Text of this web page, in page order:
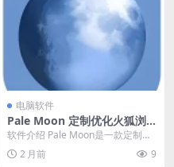
电脑软件
Pale Moon 定制优化火狐浏
览器 v34.3.0 中文绿色版
软件介绍 Pale Moon是一款定制
的、速度优化的火狐浏览器。该项
目使用贡献的...
2 月前 9